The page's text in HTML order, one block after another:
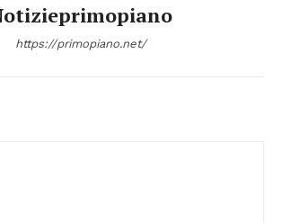
https://primopiano.net/